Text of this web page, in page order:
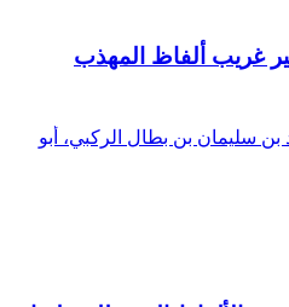
غريب ألفاظ المهذب
سليمان بن بطال الركبي، أبو